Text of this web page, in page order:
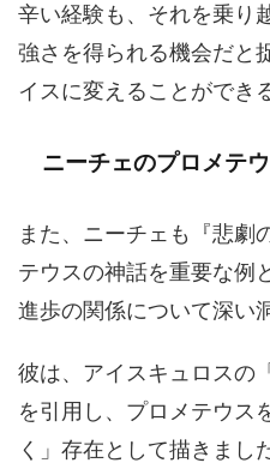
辛い経験も、それを乗り
強さを得られる機会だと
イスに変えることができ
ニーチェのプロメテ
また、ニーチェも『悲劇
テウスの神話を重要な例
進歩の関係について深い
彼は、アイスキュロスの
を引用し、プロメテウス
く」存在として描きまし